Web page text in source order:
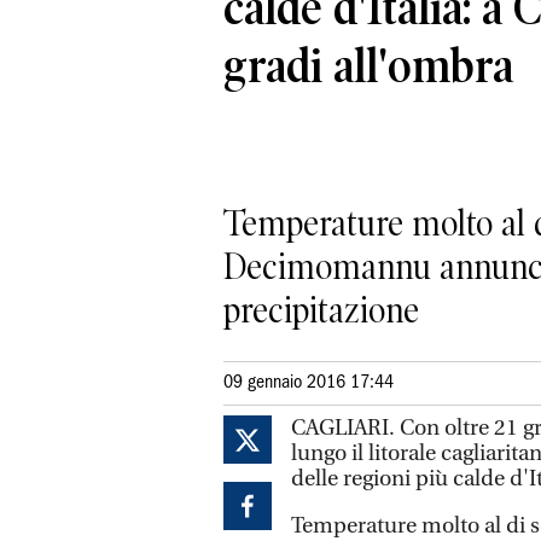
gradi all'ombra
Temperature molto al
Decimomannu
precipitazione
09 gennaio 2016 17:44
CAGLIARI. Con oltre 21
lungo il litorale
delle regioni più calde
Temperature molto al di